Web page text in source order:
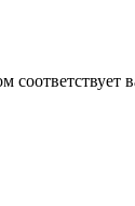
соответствует